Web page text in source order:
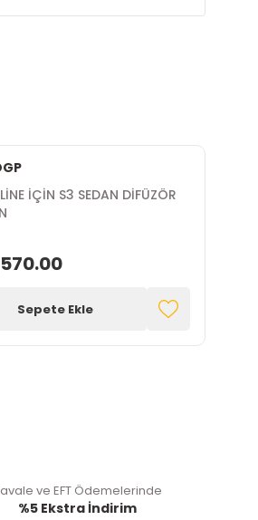
İÇİN S3 SEDAN DİFÜZÖR
Sepete Ekle
ve EFT Ödemelerinde
%5 Ekstra İndirim